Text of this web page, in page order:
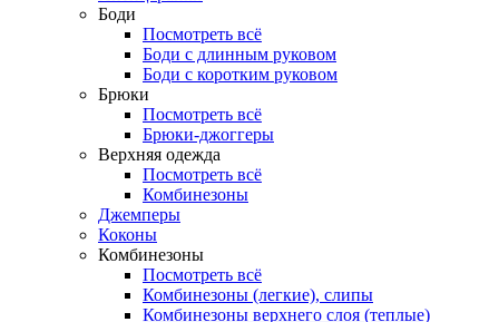
Боди
Посмотреть всё
Боди с длинным руковом
Боди с коротким руковом
Брюки
Посмотреть всё
Брюки-джоггеры
Верхняя одежда
Посмотреть всё
Комбинезоны
Джемперы
Коконы
Комбинезоны
Посмотреть всё
Комбинезоны (легкие), слипы
Комбинезоны верхнего слоя (теплые)